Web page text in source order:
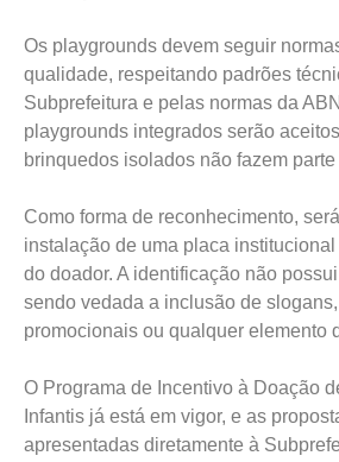
Os playgrounds devem seguir
qualidade, respeitando padrões
Subprefeitura e pelas normas da
playgrounds integrados serão
brinquedos isolados não fazem
Como forma de reconhecimento,
instalação de uma placa
do doador. A identificação não
sendo vedada a inclusão de
promocionais ou qualquer elemento
O Programa de Incentivo à Doação
Infantis já está em vigor, e as
apresentadas diretamente à